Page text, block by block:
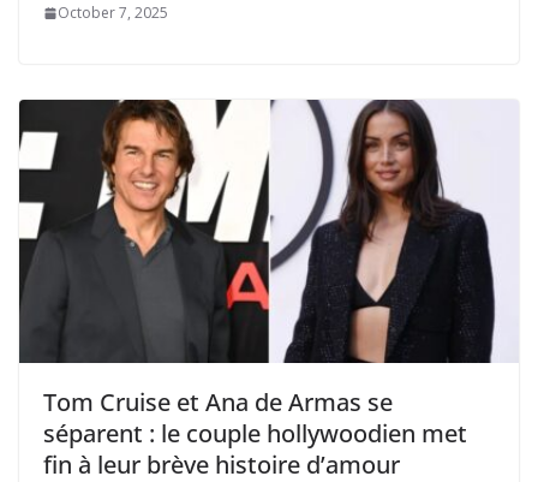
October 7, 2025
Tom Cruise et Ana de Armas se
séparent : le couple hollywoodien met
fin à leur brève histoire d’amour